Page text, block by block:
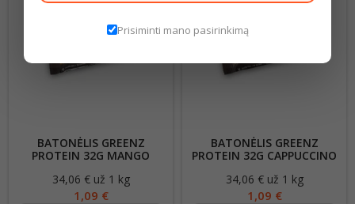
BATONĖLIS GREENZ
PROTEIN 32G MANGO
Kaina
34,06 € už 1 kg
1,09 €
BATONĖLIS GREENZ
PROTEIN 32G CAPPUCCINO
Kaina
34,06 € už 1 kg
1,09 €
Prisiminti mano pasirinkimą